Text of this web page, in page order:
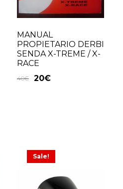
MANUAL
PROPIETARIO DERBI
SENDA X-TREME / X-
RACE
40€ 20€
Sale!